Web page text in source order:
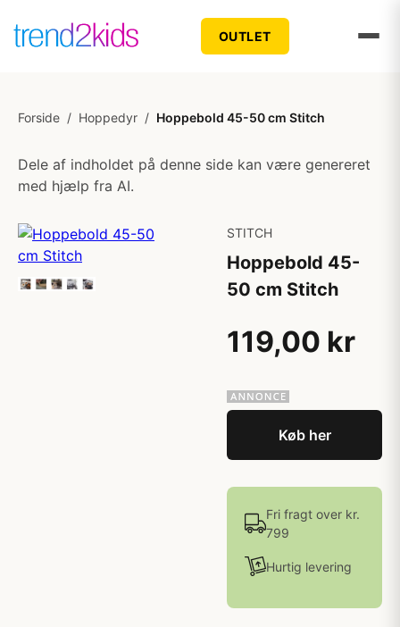
OUTLET
Forside / Hoppedyr / Hoppebold 45-50 cm Stitch
Dele af indholdet på denne side kan være genereret
med hjælp fra AI.
STITCH
Hoppebold 45-
50 cm Stitch
119,00 kr
Køb her
Fri fragt over kr.
799
Hurtig levering